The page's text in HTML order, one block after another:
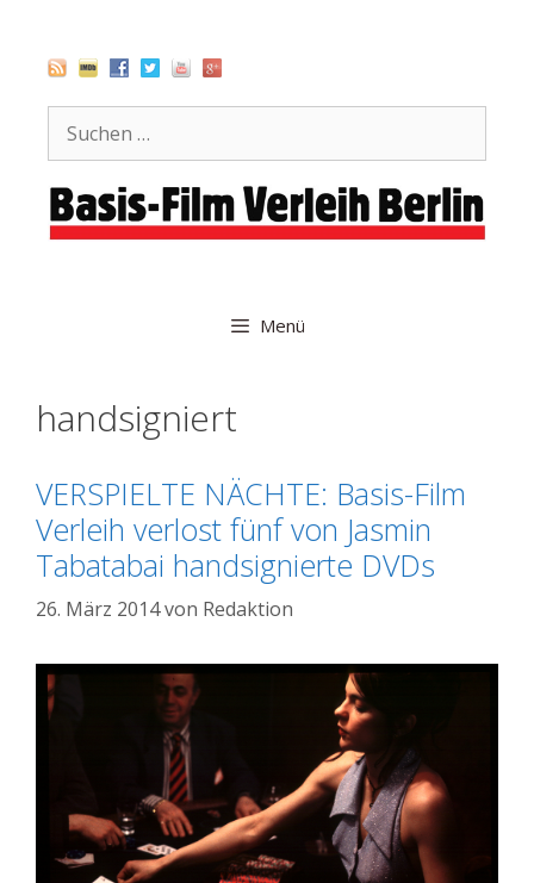
springen
nach:
Menü
handsigniert
VERSPIELTE NÄCHTE: Basis-Film
Verleih verlost fünf von Jasmin
Tabatabai handsignierte DVDs
26. März 2014von Redaktion